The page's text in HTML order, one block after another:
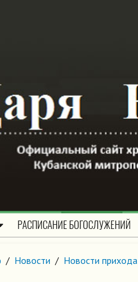
РАСПИСАНИЕ БОГОСЛУЖЕНИЙ
/ Новости / Новости прихода